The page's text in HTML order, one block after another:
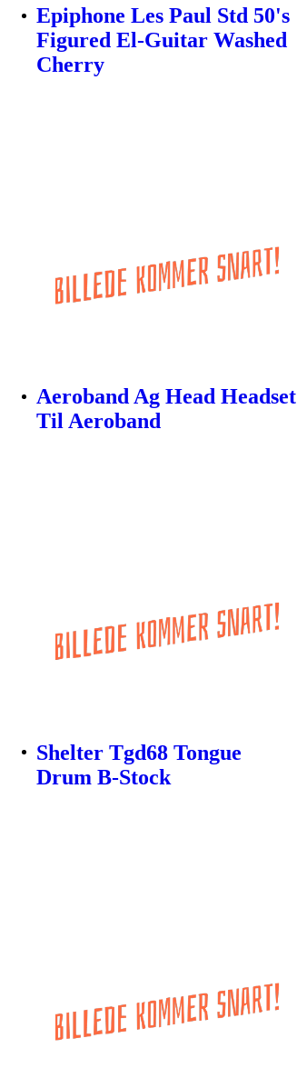
Epiphone Les Paul Std 50's
Figured El-Guitar Washed
Cherry
Aeroband Ag Head Headset
Til Aeroband
Shelter Tgd68 Tongue
Drum B-Stock